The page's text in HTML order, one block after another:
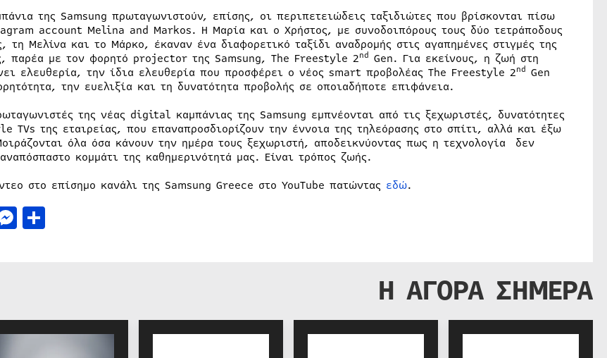
της Samsung πρωταγωνιστούν, επίσης, οι περιπετειώδεις ταξιδιώτες που βρίσκονται πίσω
account Melina and Markos. Η Μαρία και ο Χρήστος, με συνοδοιπόρους τους δύο τετράποδους
τη Μελίνα και το Μάρκο, έκαναν ένα διαφορετικό ταξίδι αναδρομής στις αγαπημένες στιγμές της
παρέα με τον φορητό projector της Samsung, The Freestyle 2nd Gen. Για εκείνους, η ζωή στη
ελευθερία, την ίδια ελευθερία που προσφέρει o νέος smart προβολέας The Freestyle 2nd Gen
την ευελιξία και τη δυνατότητα προβολής σε οποιαδήποτε επιφάνεια.
της νέας digital καμπάνιας της Samsung εμπνέονται από τις ξεχωριστές, δυνατότητες
TVs της εταιρείας, που επαναπροσδιορίζουν την έννοια της τηλεόρασης στο σπίτι, αλλά και έξω
όλα όσα κάνουν την ημέρα τους ξεχωριστή, αποδεικνύοντας πως η τεχνολογία δεν
κομμάτι της καθημερινότητά μας. Είναι τρόπος ζωής.
στο επίσημο κανάλι της Samsung Greece στο YouTube πατώντας εδώ.
Messenger
Μοιραστείτε
Η ΑΓΟΡΑ ΣΗΜΕΡΑ